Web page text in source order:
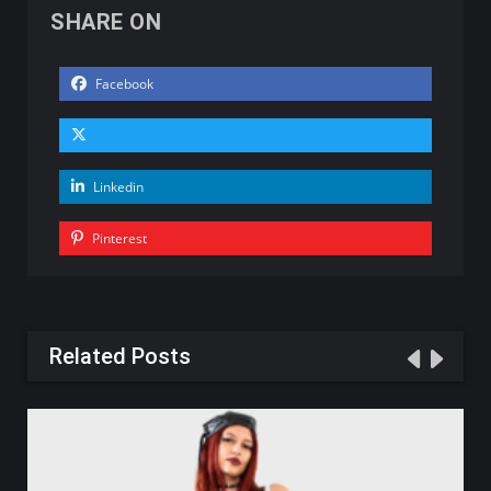
SHARE ON
Facebook
Linkedin
Pinterest
Related Posts